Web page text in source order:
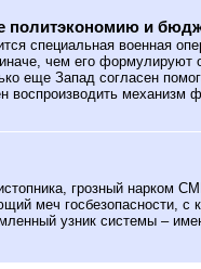
политэкономию и
специальная военная
чем его формулируют
еще Запад согласен
механизм
грозный нарком
меч госбезопасности, с
узник системы –